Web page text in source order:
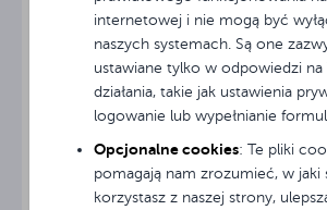
internetowej i nie mogą być
naszych systemach. Są one
ustawiane tylko w odpowiedzi na
działania, takie jak ustawienia
logowanie lub wypełnianie
Opcjonalne cookies: Te pliki
pomagają nam zrozumieć, w jaki
korzystasz z naszej strony,
Avtek TS Mobile Stand